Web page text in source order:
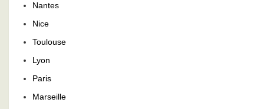
Nantes
Nice
Toulouse
Lyon
Paris
Marseille